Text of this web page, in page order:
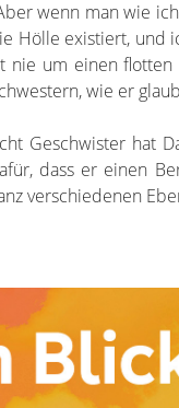
wenn man wie
Hölle existiert, und
nie um einen flotten
wie er
Geschwister hat
dass er einen
verschiedenen